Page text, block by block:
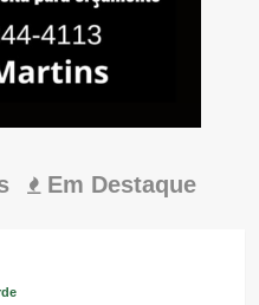
Em Destaque